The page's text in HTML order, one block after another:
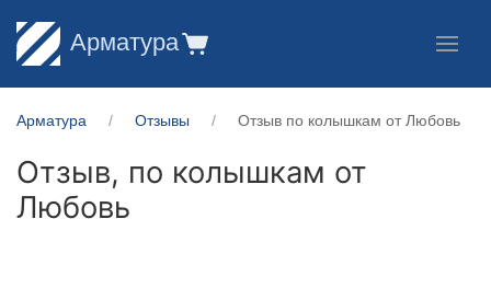
Арматура
Арматура Отзывы Отзыв по колышкам от Любовь
Отзыв, по колышкам от
Любовь